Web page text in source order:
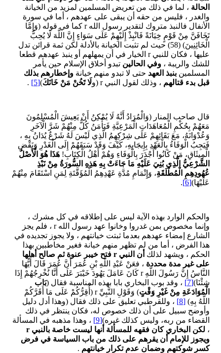
الحالة ، لما في ذلك من تعريض المسلمين لمزيد من الخيانة
والغدر ، فليس من حقه أن يبقى على عهدهم ، أما في سورة
الأنفال فالنبذ متروك لتقدير رسول الله r كما في قوله (وَإِمَّا
تَخَافَنَّ مِنْ قَوْمٍ خِيَانَةً فَانْبِذْ إِلَيْهِمْ عَلَى سَوَاءٍ إِنَّ اللَّهَ لَا يُحِبُّ
الْخَائِنِينَ) (58) حيث لم تثبت الخيانة بالأدلة لكن ثمة قرائن تدل
عليها ، فكان للنبي r الخيار في أن يمهلهم أو ينبذ عهدهم قطعا
للشك والريبة ، وفي الحالين تبدو أخلاق الإسلام حين يأمر
المسلمين بنبذ العهد حتى لا تبدو منهم خيانة وإخطارهم بذلك
قبل بدء قتالهم ، وذلك لقول النبي r (و لَا تَخُنْ مَنْ خَانَكَ)
[5]
.
قال صاحب المنار (وَالْمُرَادُ أَنَّهُ لَا يُمْكِنُ أَنْ يَعِيشَ الْمُسْلِمُونَ
مَعَهُمْ بِحُكْمِ الْمُعَاهَدَاتِ الْمَرْعِيَّةِ فَيَأْمَنُ كُلٌّ مِنْهُمْ شَرَّ الْآخَرِ
وَعُدْوَانَهُ، مَعَ بَقَائِهِمْ عَلَى شِرْكِهِمُ الَّذِي لَيْسَ لَهُ شَرْعٌ يُدَانُ بِهِ ،
فَيَجِبُ الْوَفَاءُ بِالْعَهْدِ بِإِيجَابِهِ، كَيْفَ وَقَدْ سَبَقَهُمْ إِلَى الْغَدْرِ وَنَقْضِ
الْمِيثَاقِ، مَنْ كَانُوا أَجْدَرَ بِالْوَفَاءِ وَهُمْ أَهْلُ الْكِتَابِ! هَذَا هُوَ الْأَصْلُ
الشَّرْعِيُّ الَّذِي بُنِيَ عَلَيْهِ مَا جَاءَتْ بِهِ هَذِهِ السُّورَةُ مِنْ نَبْذِ
عُهُودِهِمِ الْمُطْلَقَةِ، وَإِتْمَامِ مُدَّةِ عَهْدِهِمُ الْمُؤَقَّتَةِ لِمَنِ اسْتَقَامَ مِنْهُمْ
عَلَيْهَا)[6]
.
والحكم الوارد بهذه الآية ليس على إطلاقه في كل مشرك ،
وإنما مخصوص بمن غدروا وخانوا عهد رسول الله r ، فلم يجز
الشارع إمضاء عهدهم بعدما ثبتت خيانتهم ، ولا يجوز تجديده في
هذا الفرض ، أما من لم تظهر منهم خيانة فغير مخاطبين بهذا
الحكم ، ويشهد لذلك أن النبي r فتح خيبر عنوة ثم صالح أهلها
على غير مدة محددة ، فعَنْ عَبْدِ اللَّهِ بْنِ عُمَرَ أَنَّ عُمَرَ قَالَ أَيُّهَا
النَّاسُ إِنَّ رَسُولَ اللَّهِ r كَانَ عَامَلَ يَهُودَ خَيْبَرَ عَلَى أَنَّا نُخْرِجُهُمْ إِذَا
شِئْنَا)[7] ، وقد بوب البخاري بابا بهذه المناسبة فقال (بَاب
الْمُوَادَعَةِ مِنْ غَيْرِ وَقْتٍ
) وَقَوْلِ النَّبِيِّ r (أُقِرُّكُمْ عَلَى مَا أَقَرَّكُمْ
اللَّهُ بِهِ) [8]
، وللقرطبي تعليق على ذلك فقال (وهذا أدل دليل
وأوضح سبيل على أن ذلك خصوص له، فكان ينتظر في ذلك
القضاء من ربه، وليس كذلك غيره)[9]
، وهذا مذهبه في المسألة
، لكن البخاري كان فقهه للمسألة أنها ليست خاصة بالنبي r
ويجوز للإمام أن يقرهم على ذلك من باب السياسة في فرض
كسر شوكتهم وضمان عدم تكرار خيانتهم .